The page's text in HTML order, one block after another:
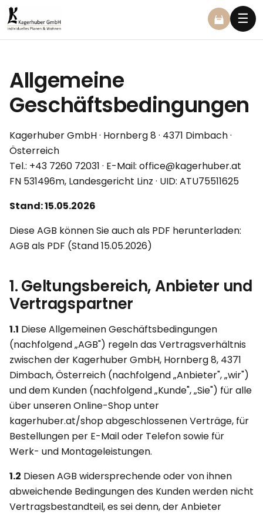
☰
Allgemeine
Geschäftsbedingungen
Kagerhuber GmbH · Hornberg 8 · 4371 Dimbach ·
Österreich
Tel.: +43 7260 72031 · E-Mail: office@kagerhuber.at
FN 531496m, Landesgericht Linz · UID: ATU75511625
Stand: 15.05.2026
Diese AGB können Sie auch als PDF herunterladen:
AGB als PDF (Stand 15.05.2026)
1. Geltungsbereich, Anbieter und
Vertragspartner
1.1 Diese Allgemeinen Geschäftsbedingungen
(nachfolgend „AGB") regeln das Vertragsverhältnis
zwischen der Kagerhuber GmbH, Hornberg 8, 4371
Dimbach, Österreich (nachfolgend „Anbieter", „wir")
und dem Kunden (nachfolgend „Kunde", „Sie") für alle
über unseren Online-Shop unter
kagerhuber.at/shop abgeschlossenen Verträge, für
Bestellungen per E-Mail oder Telefon sowie für
Werk- und Montageleistungen.
1.2 Diesen AGB widersprechende oder von ihnen
abweichende Bedingungen des Kunden werden nicht
Vertragsbestandteil, es sei denn, der Anbieter